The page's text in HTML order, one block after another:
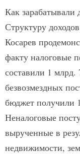
Как зарабатывали
Структуру
Косарев
факту налоговые
составили 1
безвозмездных
бюджет получили
Неналоговые
вырученные в
недвижимости,